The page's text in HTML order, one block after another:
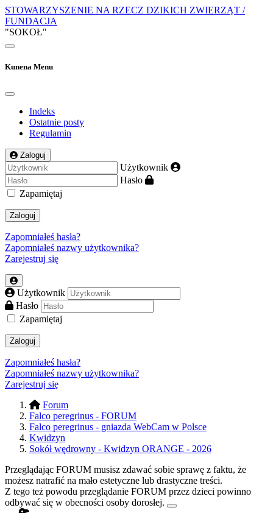
STOWARZYSZENIE NA RZECZ DZIKICH ZWIERZĄT /
FUNDACJA
"SOKOŁ"
Kunena Menu
Indeks
Ostatnie posty
Regulamin
Zaloguj
Użytkownik
Hasło
Zapamiętaj
Zaloguj
Zapomniałeś hasła?
Zapomniałeś nazwy użytkownika?
Zarejestruj się
Użytkownik
Hasło
Zapamiętaj
Zaloguj
Zapomniałeś hasła?
Zapomniałeś nazwy użytkownika?
Zarejestruj się
Forum
Falco peregrinus - FORUM
Falco peregrinus - gniazda WebCam w Polsce
Kwidzyn
Sokół wędrowny - Kwidzyn ORANGE - 2026
Przeglądając FORUM musisz zdawać sobie sprawę z faktu, że
możesz natrafić na mało estetyczne lub drastyczne treści.
Z tego też powodu przeglądanie FORUM przez dzieci powinno
odbywać się w obecności osoby dorosłej.